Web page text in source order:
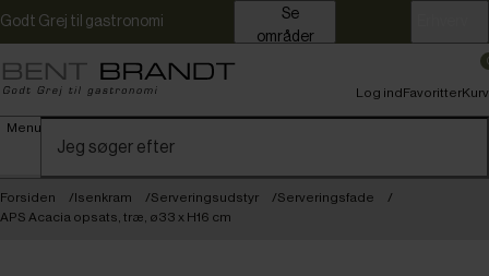
Godt Grej til gastronomi
områder
Menu
Log indFavoritterKurv
Forsiden Isenkram Serveringsudstyr
Serveringsfade
APS Acacia opsats, træ, ø33 x H16 cm